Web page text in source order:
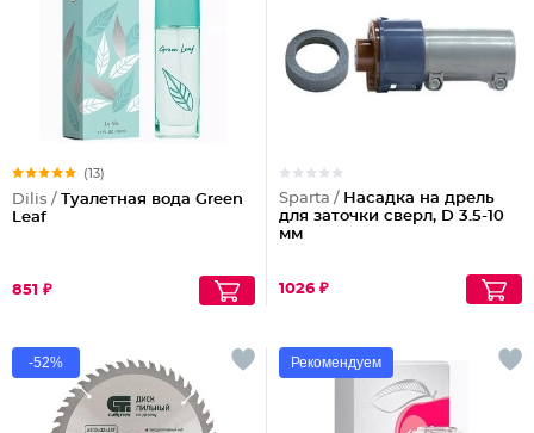
(13)
Dilis / Туалетная вода Green
Leaf
851 ₽
Sparta / Насадка на дрель
для заточки сверл, D 3.5-10
мм
1026 ₽
-52% Рекомендуем